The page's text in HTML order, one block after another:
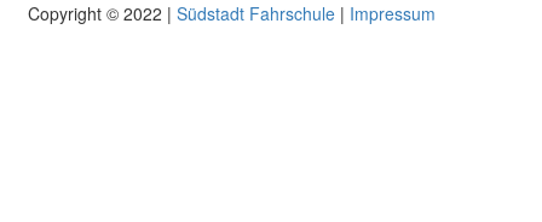
Copyright © 2022 | Südstadt Fahrschule | Impressum